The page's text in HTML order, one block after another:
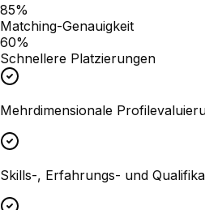
85%
Matching-Genauigkeit
60%
Schnellere Platzierungen
Mehrdimensionale
Skills-, Erfahrungs- und